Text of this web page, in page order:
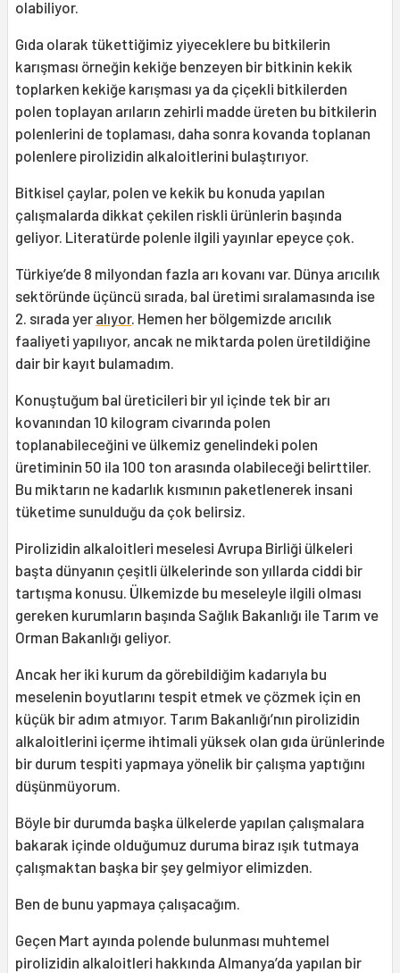
olabiliyor.
Gıda olarak tükettiğimiz yiyeceklere bu bitkilerin
karışması örneğin kekiğe benzeyen bir bitkinin kekik
toplarken kekiğe karışması ya da çiçekli bitkilerden
polen toplayan arıların zehirli madde üreten bu bitkilerin
polenlerini de toplaması, daha sonra kovanda toplanan
polenlere pirolizidin alkaloitlerini bulaştırıyor.
Bitkisel çaylar, polen ve kekik bu konuda yapılan
çalışmalarda dikkat çekilen riskli ürünlerin başında
geliyor. Literatürde polenle ilgili yayınlar epeyce çok.
Türkiye’de 8 milyondan fazla arı kovanı var. Dünya arıcılık
sektöründe üçüncü sırada, bal üretimi sıralamasında ise
2. sırada yer alıyor. Hemen her bölgemizde arıcılık
faaliyeti yapılıyor, ancak ne miktarda polen üretildiğine
dair bir kayıt bulamadım.
Konuştuğum bal üreticileri bir yıl içinde tek bir arı
kovanından 10 kilogram civarında polen
toplanabileceğini ve ülkemiz genelindeki polen
üretiminin 50 ila 100 ton arasında olabileceği belirttiler.
Bu miktarın ne kadarlık kısmının paketlenerek insani
tüketime sunulduğu da çok belirsiz.
Pirolizidin alkaloitleri meselesi Avrupa Birliği ülkeleri
başta dünyanın çeşitli ülkelerinde son yıllarda ciddi bir
tartışma konusu. Ülkemizde bu meseleyle ilgili olması
gereken kurumların başında Sağlık Bakanlığı ile Tarım ve
Orman Bakanlığı geliyor.
Ancak her iki kurum da görebildiğim kadarıyla bu
meselenin boyutlarını tespit etmek ve çözmek için en
küçük bir adım atmıyor. Tarım Bakanlığı’nın pirolizidin
alkaloitlerini içerme ihtimali yüksek olan gıda ürünlerinde
bir durum tespiti yapmaya yönelik bir çalışma yaptığını
düşünmüyorum.
Böyle bir durumda başka ülkelerde yapılan çalışmalara
bakarak içinde olduğumuz duruma biraz ışık tutmaya
çalışmaktan başka bir şey gelmiyor elimizden.
Ben de bunu yapmaya çalışacağım.
Geçen Mart ayında polende bulunması muhtemel
pirolizidin alkaloitleri hakkında Almanya’da yapılan bir